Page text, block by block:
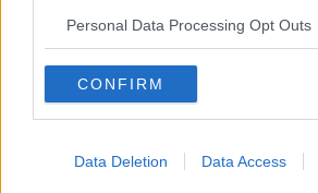
Personal Data Processing Opt Outs
CONFIRM
Data Deletion Data Access
​Lasciate ai vostri figli il diritto di piangere
​Parole d’amore regalate al vento
​Essere genitori di un adolescente
​Saper pazientare
​Giornata del Fiocchetto Lilla
Ma ti ascolti?